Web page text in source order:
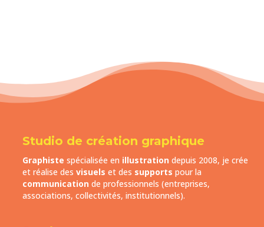
Studio de création graphique
Graphiste spécialisée en illustration depuis 2008, je crée
et réalise des visuels et des supports pour la
communication de professionnels (entreprises,
associations, collectivités, institutionnels).